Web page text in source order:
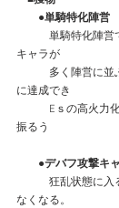
●単騎特化陣営
単騎特化陣営で
キャラが
多く陣営に並ぶ
に達成でき
Eｓの高火力化
振るう
●デバフ攻撃キャ
狂乱状態に入る
なくなる。